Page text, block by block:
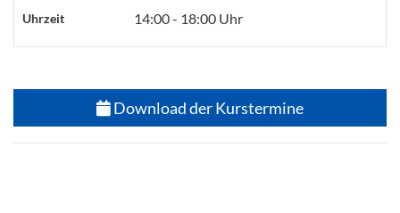
Uhrzeit 14:00 - 18:00 Uhr
Download der Kurstermine